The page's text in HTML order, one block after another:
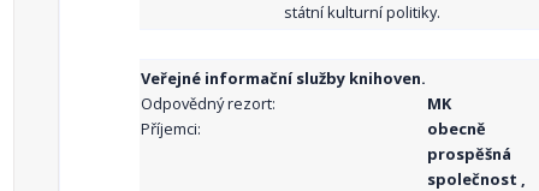
státní kulturní politiky.
Veřejné informační služby knihoven.
Odpovědný rezort:
MK
Příjemci:
obecně
prospěšná
společnost ,